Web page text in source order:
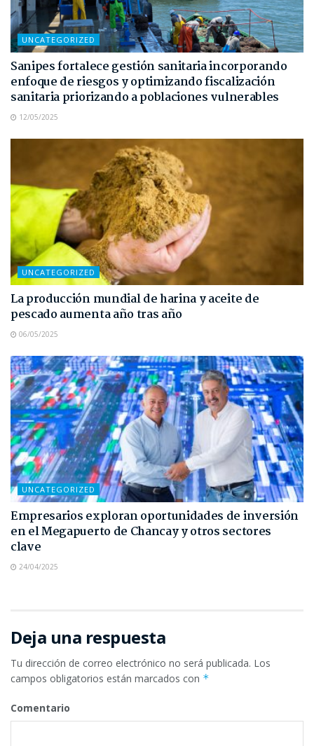
UNCATEGORIZED
Sanipes fortalece gestión sanitaria incorporando
enfoque de riesgos y optimizando fiscalización
sanitaria priorizando a poblaciones vulnerables
12/05/2025
UNCATEGORIZED
La producción mundial de harina y aceite de
pescado aumenta año tras año
06/05/2025
UNCATEGORIZED
Empresarios exploran oportunidades de inversión
en el Megapuerto de Chancay y otros sectores
clave
24/04/2025
Deja una respuesta
Tu dirección de correo electrónico no será publicada. Los
campos obligatorios están marcados con *
Comentario